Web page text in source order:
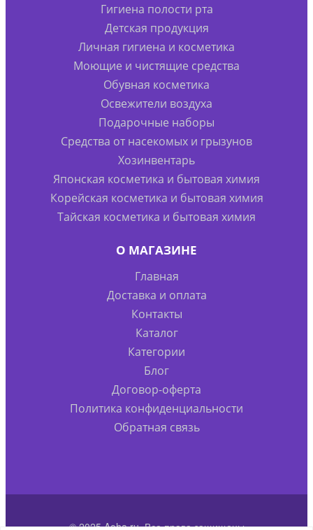
Гигиена полости рта
Детская продукция
Личная гигиена и косметика
Моющие и чистящие средства
Обувная косметика
Освежители воздуха
Подарочные наборы
Средства от насекомых и грызунов
Хозинвентарь
Японская косметика и бытовая химия
Корейская косметика и бытовая химия
Тайская косметика и бытовая химия
О МАГАЗИНЕ
Главная
Доставка и оплата
Контакты
Каталог
Категории
Блог
Договор-оферта
Политика конфиденциальности
Обратная связь
© 2025 Aoha.ru. Все права защищены